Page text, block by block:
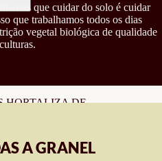
DEMETER
HORTALIZA DE
AROMÁTICAS
que cuidar do solo é cuidar
que trabalhamos todos os dias
vegetal biológica de qualidade
A GRANEL